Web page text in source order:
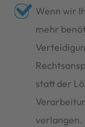
Wenn wir
mehr
statt der
verlangen.